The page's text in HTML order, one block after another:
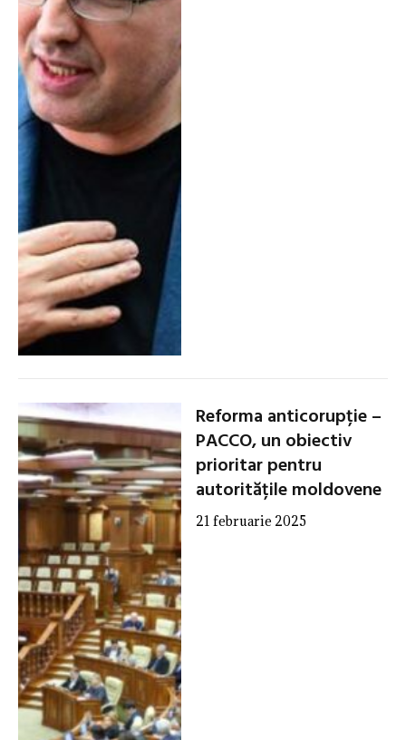
Reforma anticorupție –
PACCO, un obiectiv
prioritar pentru
autoritățile moldovene
21 februarie 2025